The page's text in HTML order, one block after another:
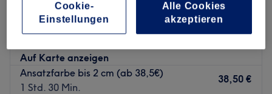
Meisterwerk Hair Salon
85 Bewertungen
Auf Karte anzeigen
Ansatzfarbe bis 2 cm (ab 38,5€)
1 Std. 30 Min.
38,50 €
Cookie-
Einstellungen
Alle Cookies
akzeptieren